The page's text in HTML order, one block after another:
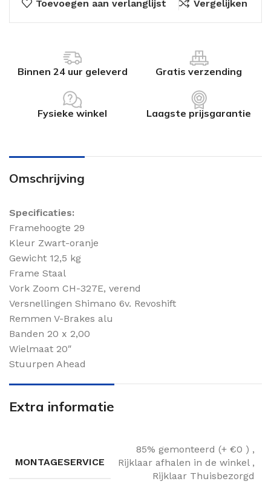
Toevoegen aan verlanglijst Vergelijken
Binnen 24 uur geleverd Gratis verzending
Fysieke winkel Laagste prijsgarantie
Omschrijving
Specificaties:
Framehoogte 29
Kleur Zwart-oranje
Gewicht 12,5 kg
Frame Staal
Vork Zoom CH-327E, verend
Versnellingen Shimano 6v. Revoshift
Remmen V-Brakes alu
Banden 20 x 2,00
Wielmaat 20″
Stuurpen Ahead
Extra informatie
MONTAGESERVICE
85% gemonteerd (+ €0 ) ,
Rijklaar afhalen in de winkel ,
Rijklaar Thuisbezorgd